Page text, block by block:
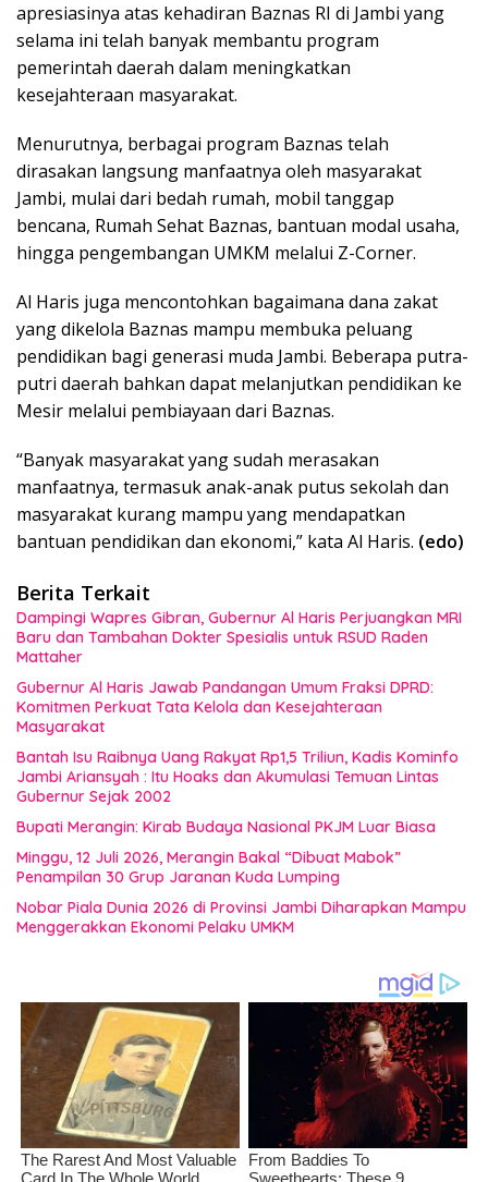
apresiasinya atas kehadiran Baznas RI di Jambi yang
selama ini telah banyak membantu program
pemerintah daerah dalam meningkatkan
kesejahteraan masyarakat.
Menurutnya, berbagai program Baznas telah
dirasakan langsung manfaatnya oleh masyarakat
Jambi, mulai dari bedah rumah, mobil tanggap
bencana, Rumah Sehat Baznas, bantuan modal usaha,
hingga pengembangan UMKM melalui Z-Corner.
Al Haris juga mencontohkan bagaimana dana zakat
yang dikelola Baznas mampu membuka peluang
pendidikan bagi generasi muda Jambi. Beberapa putra-
putri daerah bahkan dapat melanjutkan pendidikan ke
Mesir melalui pembiayaan dari Baznas.
“Banyak masyarakat yang sudah merasakan
manfaatnya, termasuk anak-anak putus sekolah dan
masyarakat kurang mampu yang mendapatkan
bantuan pendidikan dan ekonomi,” kata Al Haris. (edo)
Berita Terkait
Dampingi Wapres Gibran, Gubernur Al Haris Perjuangkan MRI
Baru dan Tambahan Dokter Spesialis untuk RSUD Raden
Mattaher
Gubernur Al Haris Jawab Pandangan Umum Fraksi DPRD:
Komitmen Perkuat Tata Kelola dan Kesejahteraan
Masyarakat
Bantah Isu Raibnya Uang Rakyat Rp1,5 Triliun, Kadis Kominfo
Jambi Ariansyah : Itu Hoaks dan Akumulasi Temuan Lintas
Gubernur Sejak 2002
Bupati Merangin: Kirab Budaya Nasional PKJM Luar Biasa
Minggu, 12 Juli 2026, Merangin Bakal “Dibuat Mabok”
Penampilan 30 Grup Jaranan Kuda Lumping
Nobar Piala Dunia 2026 di Provinsi Jambi Diharapkan Mampu
Menggerakkan Ekonomi Pelaku UMKM